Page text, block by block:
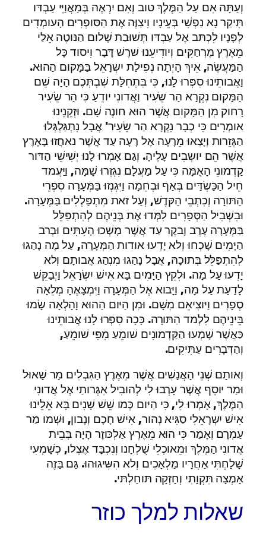
וְעַתָּה אִם עַל הַמֶּלֶךְ טוב וְאִם יִרְאֶה בְּמַאֲוַיֵּי עַבְדּו
תִּיקַר נָא נַפְשִׁי בְּעֵינָיו וִיצַוֶּה אֶת הַסּופְרִים הָעומְדִים
לְפָנָיו לִכְתּב אֶל עַבְדּו תְּשׁוּבַת שָׁלום הַנּוטֶה אֵלַי
מֵאֶרֶץ מֶרְחַקִּים וְיודִיעֵנוּ שׁרֶשׁ דָּבָר וִיסוד כָּל
הַמַּעֲשֶׂה, אֵיךְ הָיְתָה נְפִילַת יִשְרָאֵל בַּמָּקום הַהוּא.
וַאֲבותֵינוּ סִפְּרוּ לָנוּ, כִּי בִּתְחִלַּת שִׁבְתְּכֶם הָיָה שֵׁם
הַמָּקום נִקְרָא הַר שֵׂעִיר וַאֲדונִי יודֵעַ כִּי הַר שֵׂעִיר
רָחוק מִן הַמָּקום אֲשֶׁר הוּא חונֶה שָׁם. וּזְקֵנֵינוּ
אומְרִים כִּי כְבָר נִקְרָא הַר שֵׂעִיר' אֲבָל נִתְגַּלְגְּלוּ
הַגְּזֵרות וְיָצְאוּ מֵרָעָה אֶל רָעָה עַד אֲשֶׁר נאחֲזוּ בָּאָרֶץ
אֲשֶׁר הֵם יושְבִים עָלֶיהָ. וְגַם אָמְרוּ לָנוּ יְשִׁישֵׁי הַדּור
קַדְמונֵי הָאֻמָּה כִּי עַל מַעֲלָם נִגְזְרוּ שָׁמָּה, וַיַּעֲמד
חֵיל הַכַּשְׂדַּים בְּאַף וּבְחֵמָה וַיִּגְנְזוּ בַּמְּעָרָה סִפְרֵי
הַתּורָה וְכִתְבֵי הַקּדֶשׁ, וְעַל זאת מִתְפַּלְלִים בַּמְּעָרָה.
וּבִשְׁבִיל הַסְּפָרִים לִמְּדוּ אֶת בְּנֵיהֶם לְהִתְפַּלֵּל
בַּמְּעָרָה עֶרֶב וָבקֶר עַד אֲשֶׁר מָשְׁכוּ הָעִתִּים וּבְרב
הַיָּמִים שָׁכְחוּ וְלא יָדְעוּ אודות הַמְּעָרָה, עַל מֶה נָהַגוּ
לְהִתְפַּלֵּל בְּתוכָהּ, אֲבָל נָהַגוּ מִנְהַג אֲבותָם וְלא
יָדְעוּ עַל מָה. וּלְקֵץ הַיָּמִים בָּא אִישׁ יִשְׂרָאֵל וַיְבַקֵּשׁ
לָדַעַת עַל מָה, וַיָּבוא אֶל הַמְּעָרָה וַיִּמְצָאֶהָ מְלֵאָה
סְפָרִים וַיּוצִיאֵם מִשָּׁם. וּמִן הַיּום הַהוּא וָהָלְאָה שָׂמוּ
בֵּינֵיהֶם לִלְמד הַתּורָה. כָּכָה סִפְּרוּ לָנוּ אֲבותֵינוּ
כַּאֲשֶׁר שָׁמְעוּ הַקַּדְמונִים שׁומֵעַ מִפִּי שׁומֵעַ,
וְהַדְּבָרִים עַתִּיקִים.
וְאותָם שְׁנֵי הָאֲנָשִׁים אֲשֶׁר מֵאֶרֶץ הַגִּבְלִים מַר שָׁאוּל
וּמַר יוסֵף אֲשֶׁר עָרְבוּ לִי לְהובִיל אִגְּרותַי אֶל אֲדונִי
הַמֶּלֶךְ, אָמְרוּ לִי, כִּי הַיּום כְּמו שֵׁשׁ שָׁנִים בָּא אֵלֵינוּ
אִישׁ יִשְרָאֵלִי סַגִּיא נְהור, אִישׁ חָכָם וְנָבון, וּשְׁמו מַר
עַמְרָם וְאָמַר כִּי הוּא מֵאֶרֶץ אַלְכּוזָר הָיָה בְּבֵית
אֲדונִי הַמֶּלֶךְ וּמֵאוכְלֵי שֻׁלְחָנו וְנִכְבָּד אֶצְלו, כְשָׁמְעִי
שָׁלַחְתִּי אַחֲרָיו מַלְאָכִים וְלא הִשִּיגוּהוּ. גַּם בַּזֶה
אָמְצָה תִּקְוָתִי וְחָזְקָה תּוחַלְתּי.
שאלות למלך כוזר